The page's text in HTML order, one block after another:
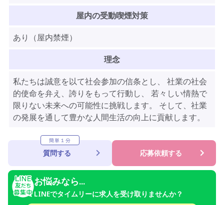
屋内の受動喫煙対策
あり（屋内禁煙）
理念
私たちは誠意を以て社会参加の信条とし、 社業の社会
的使命を弁え、誇りをもって行動し、 若々しい情熱で
限りない未来への可能性に挑戦します。 そして、社業
の発展を通して豊かな人間生活の向上に貢献します。
簡単１分
質問する 応募依頼する
お悩みなら...
LINEでタイムリーに求人を受け取りませんか？